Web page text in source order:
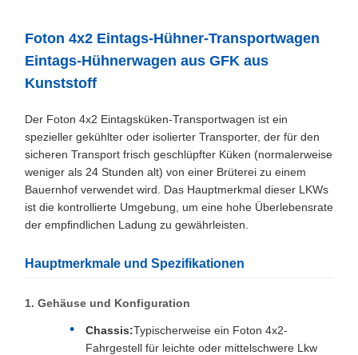
Foton 4x2 Eintags-Hühner-Transportwagen
Eintags-Hühnerwagen aus GFK aus
Kunststoff
Der Foton 4x2 Eintagsküken-Transportwagen ist ein
spezieller gekühlter oder isolierter Transporter, der für den
sicheren Transport frisch geschlüpfter Küken (normalerweise
weniger als 24 Stunden alt) von einer Brüterei zu einem
Bauernhof verwendet wird. Das Hauptmerkmal dieser LKWs
ist die kontrollierte Umgebung, um eine hohe Überlebensrate
der empfindlichen Ladung zu gewährleisten.
Hauptmerkmale und Spezifikationen
1. Gehäuse und Konfiguration
Chassis:Typischerweise ein Foton 4x2-
Fahrgestell für leichte oder mittelschwere Lkw